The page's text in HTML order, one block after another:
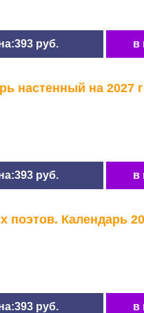
руб. в
настенный на 2027
руб. в
поэтов. Календарь
руб. в